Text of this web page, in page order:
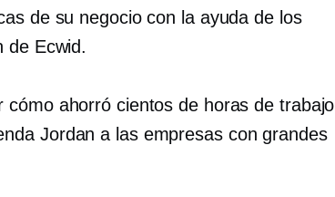
de su negocio con la ayuda de los
de Ecwid.
cómo ahorró cientos de horas de trabajo
Jordan a las empresas con grandes